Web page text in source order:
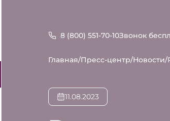
8 (800) 551-70-10Звонок
Главная/Пресс-центр/Новости/
11.08.2023